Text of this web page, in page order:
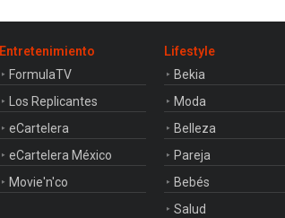
Entretenimiento
FormulaTV
Los Replicantes
eCartelera
eCartelera México
Movie'n'co
Lifestyle
Bekia
Moda
Belleza
Pareja
Bebés
Salud